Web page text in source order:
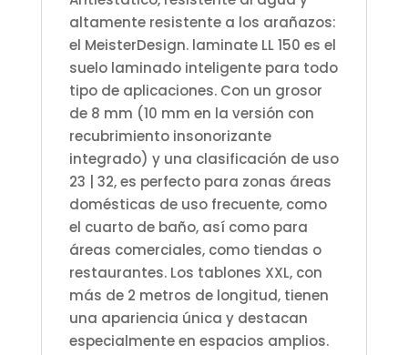
cantidad
altamente resistente a los arañazos:
el MeisterDesign. laminate LL 150 es el
suelo laminado inteligente para todo
tipo de aplicaciones. Con un grosor
de 8 mm (10 mm en la versión con
recubrimiento insonorizante
integrado) y una clasificación de uso
23 | 32, es perfecto para zonas áreas
domésticas de uso frecuente, como
el cuarto de baño, así como para
áreas comerciales, como tiendas o
restaurantes. Los tablones XXL, con
más de 2 metros de longitud, tienen
una apariencia única y destacan
especialmente en espacios amplios.